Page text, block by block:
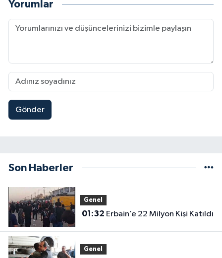
Yorumlar
Gönder
Son Haberler
Genel
01:32 Erbain’e 22 Milyon Kişi Katıldı
Genel